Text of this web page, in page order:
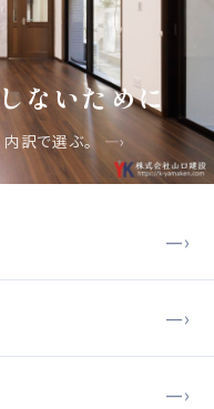
ないために
訳で選ぶ。 —›
—›
—›
—›